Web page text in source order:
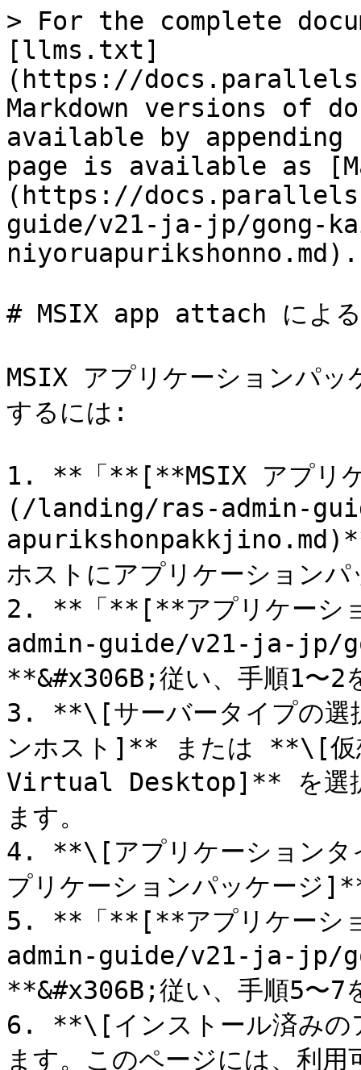
> For the complete
[llms.txt]
(https://
Markdown versions of
available by
page is available as
(https://
guide/v21-ja-jp/gong-
niyoruapurikshonno.md).
# MSIX app attach による
MSIX アプリケーションパッ
するには:
1. **「**[**MSIX アプリケ
(/landing/ras-admin-
apurikshonpakkjino.md)**
ホストにアプリケーション
2. **「**[**アプリケー
admin-guide/v21-ja-jp/
**&#x306B;従い、手順1〜2
3. **\[サーバータイプの
ンホスト]** または **\[
Virtual Desktop]** を選
ます。
4. **\[アプリケーション
プリケーションパッケージ
5. **「**[**アプリケー
admin-guide/v21-ja-jp/
**&#x306B;従い、手順5〜7
6. **\[インストール済みの
ます。このページには、利